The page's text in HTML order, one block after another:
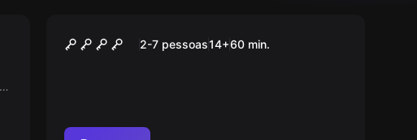
Alice 2-7 pessoas14+60 min.